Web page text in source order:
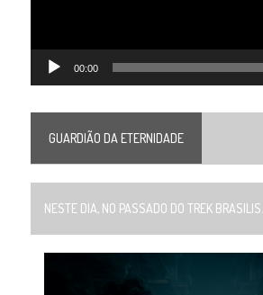
00:00
GUARDIÃO DA ETERNIDADE
NESTE DIA, NO PASSADO DO TREK BRASILIS...